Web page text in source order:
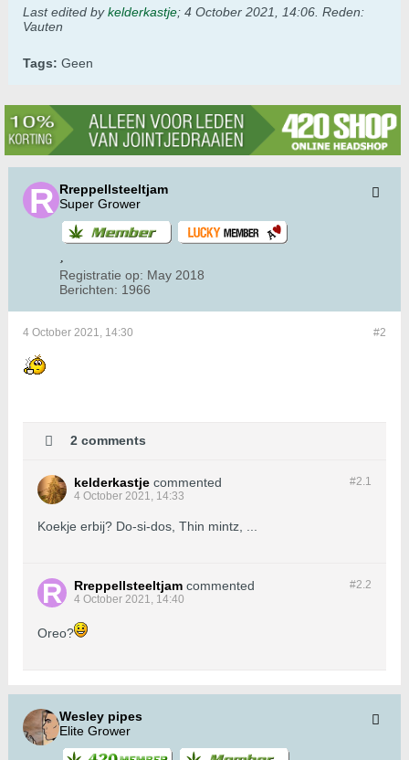
Last edited bykelderkastje; 4 October 2021, 14:06 Reden:
Vauten
Tags: Geen
Rreppellsteeltjam
Super Grower
Registratie op: May 2018
Berichten: 1966
#2
4 October 2021, 14:30
2 comments
#2.1
kelderkastje commented
4 October 2021, 14:33
Koekje erbij? Do-si-dos, Thin mintz, ...
#2.2
Rreppellsteeltjam commented
4 October 2021, 14:40
Oreo?
Wesley pipes
Elite Grower